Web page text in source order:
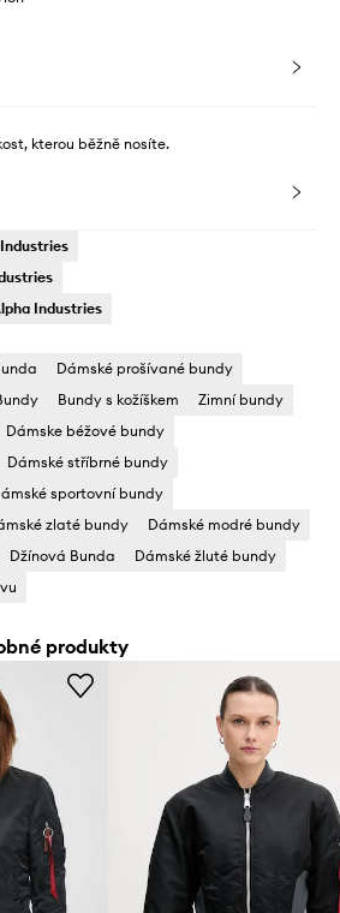
kterou běžně nosíte.
Industries
Dámské prošívané bundy
Bundy s kožíškem
Zimní bundy
Dámske béžové bundy
Dámské stříbrné bundy
sportovní bundy
zlaté bundy
Dámské modré bundy
Džínová Bunda
Dámské žluté bundy
produkty